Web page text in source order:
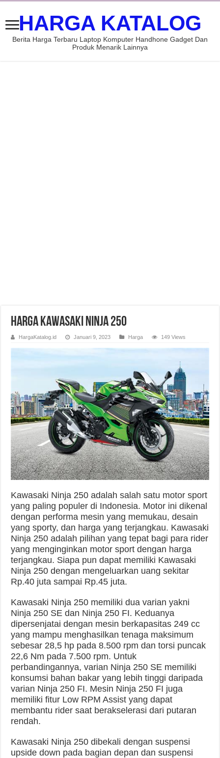
HARGA KATALOG
Berita Harga Terbaru Laptop Komputer Handhone Gadget Dan
Produk Menarik Lainnya
Harga Kawasaki Ninja 250
HargaKatalog.id Januari 9, 2023 Harga 149 Views
Kawasaki Ninja 250 adalah salah satu motor sport
yang paling populer di Indonesia. Motor ini dikenal
dengan performa mesin yang memukau, desain
yang sporty, dan harga yang terjangkau. Kawasaki
Ninja 250 adalah pilihan yang tepat bagi para rider
yang menginginkan motor sport dengan harga
terjangkau. Siapa pun dapat memiliki Kawasaki
Ninja 250 dengan mengeluarkan uang sekitar
Rp.40 juta sampai Rp.45 juta.
Kawasaki Ninja 250 memiliki dua varian yakni
Ninja 250 SE dan Ninja 250 FI. Keduanya
dipersenjatai dengan mesin berkapasitas 249 cc
yang mampu menghasilkan tenaga maksimum
sebesar 28,5 hp pada 8.500 rpm dan torsi puncak
22,6 Nm pada 7.500 rpm. Untuk
perbandingannya, varian Ninja 250 SE memiliki
konsumsi bahan bakar yang lebih tinggi daripada
varian Ninja 250 FI. Mesin Ninja 250 FI juga
memiliki fitur Low RPM Assist yang dapat
membantu rider saat berakselerasi dari putaran
rendah.
Kawasaki Ninja 250 dibekali dengan suspensi
upside down pada bagian depan dan suspensi